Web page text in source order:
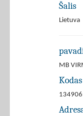
Šalis
Lietuva
MB
Kodas